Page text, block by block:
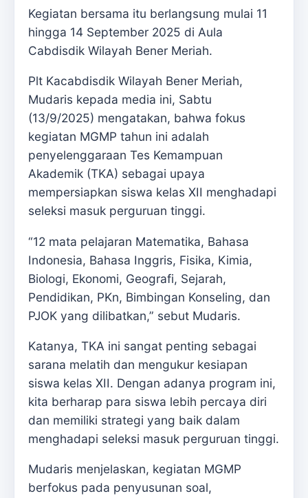
Kegiatan bersama itu berlangsung mulai 11
hingga 14 September 2025 di Aula
Cabdisdik Wilayah Bener Meriah.
Plt Kacabdisdik Wilayah Bener Meriah,
Mudaris kepada media ini, Sabtu
(13/9/2025) mengatakan, bahwa fokus
kegiatan MGMP tahun ini adalah
penyelenggaraan Tes Kemampuan
Akademik (TKA) sebagai upaya
mempersiapkan siswa kelas XII menghadapi
seleksi masuk perguruan tinggi.
“12 mata pelajaran Matematika, Bahasa
Indonesia, Bahasa Inggris, Fisika, Kimia,
Biologi, Ekonomi, Geografi, Sejarah,
Pendidikan, PKn, Bimbingan Konseling, dan
PJOK yang dilibatkan,” sebut Mudaris.
Katanya, TKA ini sangat penting sebagai
sarana melatih dan mengukur kesiapan
siswa kelas XII. Dengan adanya program ini,
kita berharap para siswa lebih percaya diri
dan memiliki strategi yang baik dalam
menghadapi seleksi masuk perguruan tinggi.
Mudaris menjelaskan, kegiatan MGMP
berfokus pada penyusunan soal,